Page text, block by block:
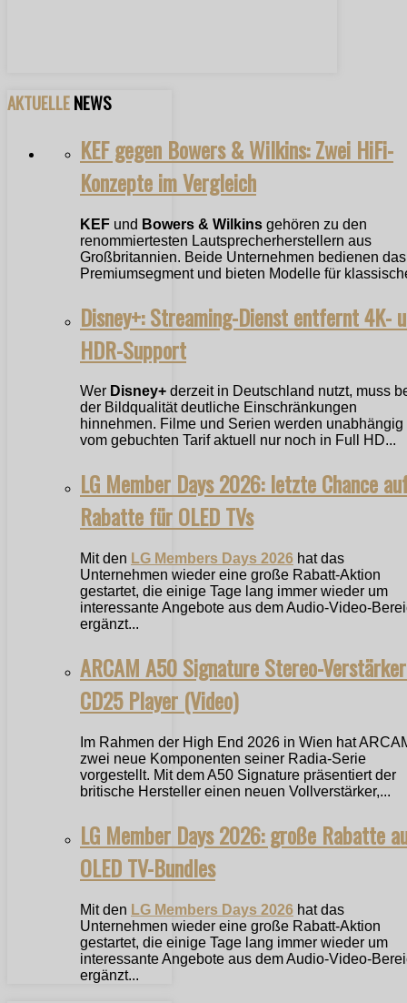
AKTUELLENEWS
KEF gegen Bowers & Wilkins: Zwei HiFi-
Konzepte im Vergleich
KEF und Bowers & Wilkins gehören zu den
renommiertesten Lautsprecherherstellern aus
Großbritannien. Beide Unternehmen bedienen das
Premiumsegment und bieten Modelle für
Disney+: Streaming-Dienst entfernt 4K-
HDR-Support
Wer Disney+ derzeit in Deutschland nutzt, muss
der Bildqualität deutliche Einschränkungen
hinnehmen. Filme und Serien werden unabhängig
vom gebuchten Tarif aktuell nur noch in Full HD...
LG Member Days 2026: letzte Chance
Rabatte für OLED TVs
Mit den LG Members Days 2026 hat das
Unternehmen wieder eine große Rabatt-Aktion
gestartet, die einige Tage lang immer wieder um
interessante Angebote aus dem Audio-Video-
ergänzt...
ARCAM A50 Signature Stereo-
CD25 Player (Video)
Im Rahmen der High End 2026 in Wien hat
zwei neue Komponenten seiner Radia-Serie
vorgestellt. Mit dem A50 Signature präsentiert der
britische Hersteller einen neuen Vollverstärker,...
LG Member Days 2026: große Rabatte
OLED TV-Bundles
Mit den LG Members Days 2026 hat das
Unternehmen wieder eine große Rabatt-Aktion
gestartet, die einige Tage lang immer wieder um
interessante Angebote aus dem Audio-Video-
ergänzt...